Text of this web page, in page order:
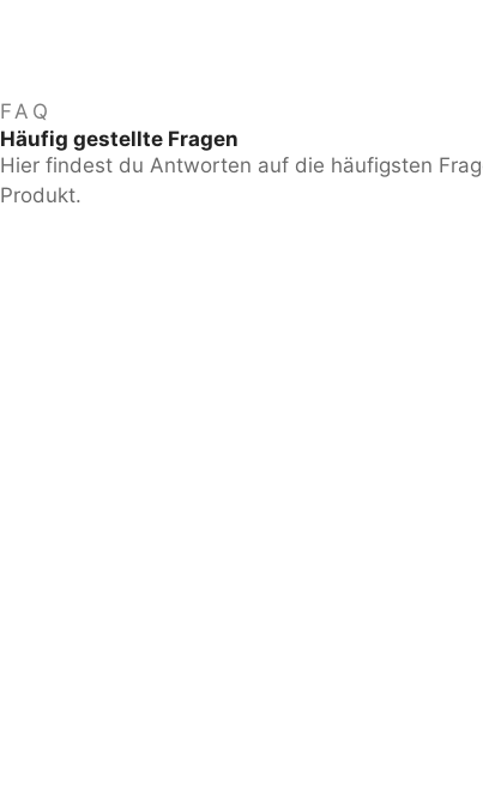
FAQ
Häufig gestellte Fragen
Hier findest du Antworten auf die häufigsten
Produkt.